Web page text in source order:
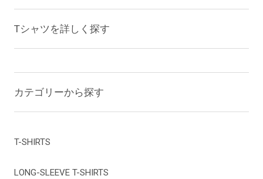
Tシャツを詳しく探す
カテゴリーから探す
T-SHIRTS
LONG-SLEEVE T-SHIRTS